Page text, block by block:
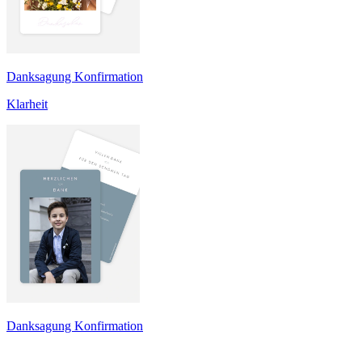
Danksagung Konfirmation
Klarheit
Danksagung Konfirmation